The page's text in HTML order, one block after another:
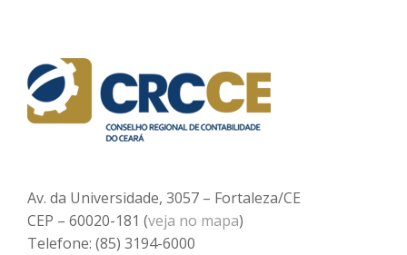
Av. da Universidade, 3057 – Fortaleza/CE
CEP – 60020-181 (veja no mapa)
Telefone: (85) 3194-6000